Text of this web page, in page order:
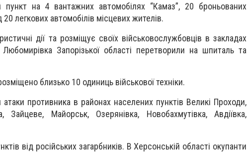
на 4 вантажних автомобілях “Камаз”, 20 броньованих
легкових автомобілів місцевих жителів.
дії та розміщує своїх військовослужбовців в закладах
Запорізької області перетворили на шпиталь та
близько 10 одиниць військової техніки.
противника в районах населених пунктів Великі Проходи,
Зайцеве, Майорськ, Озерянівка, Новобахмутівка, Авдіївка,
від російських загарбників. В Херсонській області окупанти